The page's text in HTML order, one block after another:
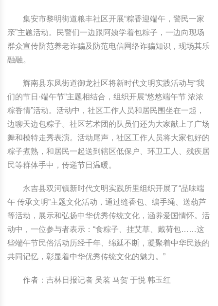
集安市黎明街道粮丰社区开展“粽香迎端午，警民一家
亲”主题活动。民警们一边跟阿姨学着包粽子，一边向现场
群众宣传防范养老诈骗及防范电信网络诈骗知识，现场其乐
融融。
辉南县东凤街道御龙社区将新时代文明实践活动与“我
们的节日·端午节”主题相结合，组织开展“悠悠端午节 浓浓
粽香情”活动。活动中，社区工作人员和居民围坐在一起，
边聊天边包粽子。社区艺术团的队员们还为大家献上了广场
舞和模特走秀表演。活动尾声，社区工作人员将大家包好的
粽子煮熟，和居民一起送到辖区低保户、环卫工人、残疾居
民等群体手中，传递节日温暖。
永吉县双河镇新时代文明实践所里组织开展了“品味端
午 传承文明”主题文化活动，通过缝香包、编手绳、送葫芦
等活动，展示和弘扬中华优秀传统文化，涵养爱国情怀。活
动中，一位参与者表示：“食粽子、挂艾草、戴荷包……这
些端午节民俗活动历经千年、绵延不断，凝聚着中华民族的
共同记忆，彰显着中华优秀传统文化的魅力。”
作者：吉林日报记者 吴茗 马贺 于悦 韩玉红